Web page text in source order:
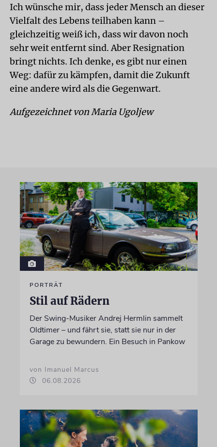
Ich wünsche mir, dass jeder Mensch an dieser
Vielfalt des Lebens teilhaben kann –
gleichzeitig weiß ich, dass wir davon noch
sehr weit entfernt sind. Aber Resignation
bringt nichts. Ich denke, es gibt nur einen
Weg: dafür zu kämpfen, damit die Zukunft
eine andere wird als die Gegenwart.
Aufgezeichnet von Maria Ugoljew
PORTRÄT
Stil auf Rädern
Der Swing-Musiker Andrej Hermlin sammelt
Oldtimer – und fährt sie, statt sie nur in der
Garage zu bewundern. Ein Besuch in Pankow
von Imanuel Marcus
06.08.2026